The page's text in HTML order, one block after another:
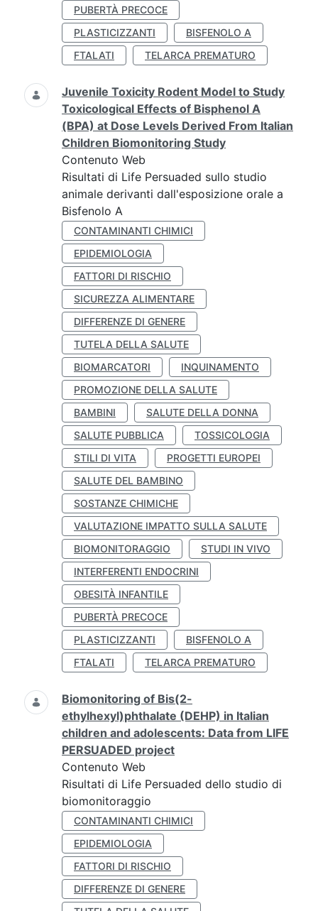
PUBERTÀ PRECOCE
PLASTICIZZANTI
BISFENOLO A
FTALATI
TELARCA PREMATURO
Juvenile Toxicity Rodent Model to Study
Toxicological Effects of Bisphenol A
(BPA) at Dose Levels Derived From Italian
Children Biomonitoring Study
Contenuto Web
Risultati di Life Persuaded sullo studio
animale derivanti dall'esposizione orale a
Bisfenolo A
CONTAMINANTI CHIMICI
EPIDEMIOLOGIA
FATTORI DI RISCHIO
SICUREZZA ALIMENTARE
DIFFERENZE DI GENERE
TUTELA DELLA SALUTE
BIOMARCATORI
INQUINAMENTO
PROMOZIONE DELLA SALUTE
BAMBINI
SALUTE DELLA DONNA
SALUTE PUBBLICA
TOSSICOLOGIA
STILI DI VITA
PROGETTI EUROPEI
SALUTE DEL BAMBINO
SOSTANZE CHIMICHE
VALUTAZIONE IMPATTO SULLA SALUTE
BIOMONITORAGGIO
STUDI IN VIVO
INTERFERENTI ENDOCRINI
OBESITÀ INFANTILE
PUBERTÀ PRECOCE
PLASTICIZZANTI
BISFENOLO A
FTALATI
TELARCA PREMATURO
Biomonitoring of Bis(2-
ethylhexyl)phthalate (DEHP) in Italian
children and adolescents: Data from LIFE
PERSUADED project
Contenuto Web
Risultati di Life Persuaded dello studio di
biomonitoraggio
CONTAMINANTI CHIMICI
EPIDEMIOLOGIA
FATTORI DI RISCHIO
DIFFERENZE DI GENERE